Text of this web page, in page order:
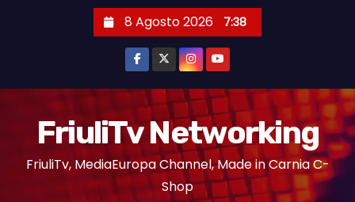
8 Agosto 2026 7:38
FriuliTv Networking
FriuliTv, MediaEuropa Channel, Made in Carnia C-
Shop